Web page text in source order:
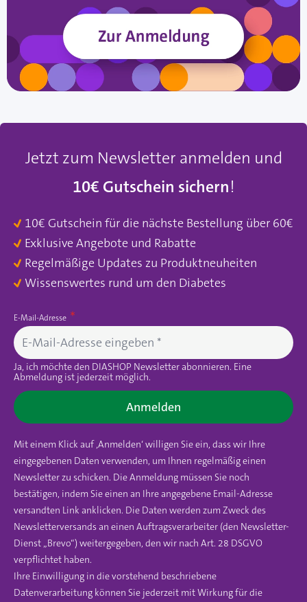
Jetzt zum Newsletter anmelden und
10€ Gutschein sichern!
10€ Gutschein für die nächste Bestellung über 60€
Exklusive Angebote und Rabatte
Regelmäßige Updates zu Produktneuheiten
Wissenswertes rund um den Diabetes
E-Mail-Adresse
Ja, ich möchte den DIASHOP Newsletter abonnieren. Eine
Abmeldung ist jederzeit möglich.
Anmelden
Mit einem Klick auf ‚Anmelden‘ willigen Sie ein, dass wir Ihre
eingegebenen Daten verwenden, um Ihnen regelmäßig einen
Newsletter zu schicken. Die Anmeldung müssen Sie noch
bestätigen, indem Sie einen an Ihre angegebene Email-Adresse
versandten Link anklicken. Die Daten werden zum Zweck des
Newsletterversands an einen Auftragsverarbeiter (den Newsletter-
Dienst „Brevo“) weitergegeben, den wir nach Art. 28 DSGVO
verpflichtet haben.
Ihre Einwilligung in die vorstehend beschriebene
Datenverarbeitung können Sie jederzeit mit Wirkung für die